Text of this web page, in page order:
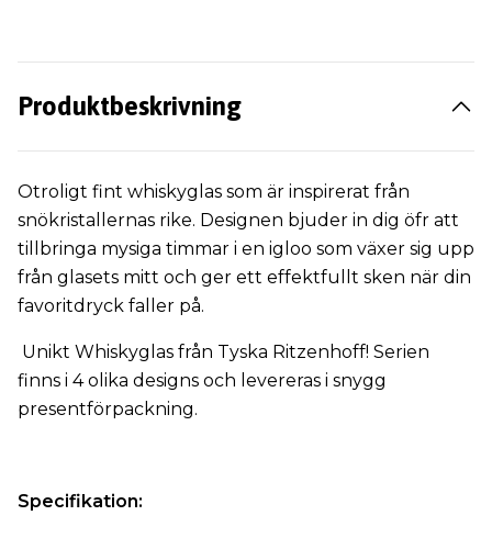
Produktbeskrivning
Otroligt fint whiskyglas som är inspirerat från
snökristallernas rike. Designen bjuder in dig öfr att
tillbringa mysiga timmar i en igloo som växer sig upp
från glasets mitt och ger ett effektfullt sken när din
favoritdryck faller på.
Unikt Whiskyglas från Tyska Ritzenhoff! Serien
finns i 4 olika designs och levereras i snygg
presentförpackning.
Specifikation: